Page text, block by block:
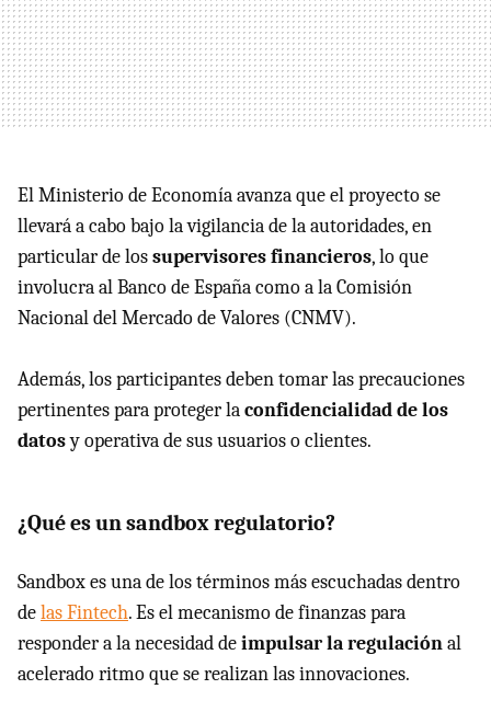
El Ministerio de Economía avanza que el proyecto se
llevará a cabo bajo la vigilancia de la autoridades, en
particular de lossupervisores financieros, lo que
involucra al Banco de España como a la Comisión
Nacional del Mercado de Valores (CNMV).
Además, los participantes deben tomar las precauciones
pertinentes para proteger laconfidencialidad de los
datosy operativa de sus usuarios o clientes.
¿Qué es un sandbox regulatorio?
Sandbox es una de los términos más escuchadas dentro
delas Fintech. Es el mecanismo de finanzas para
responder a la necesidad deimpulsar la regulaciónal
acelerado ritmo que se realizan las innovaciones.